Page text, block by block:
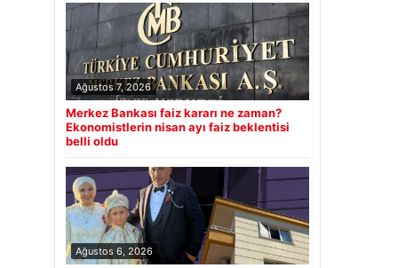
Ağustos 7, 2026
Merkez Bankası faiz kararı ne zaman?
Ekonomistlerin nisan ayı faiz beklentisi
belli oldu
Ağustos 6, 2026